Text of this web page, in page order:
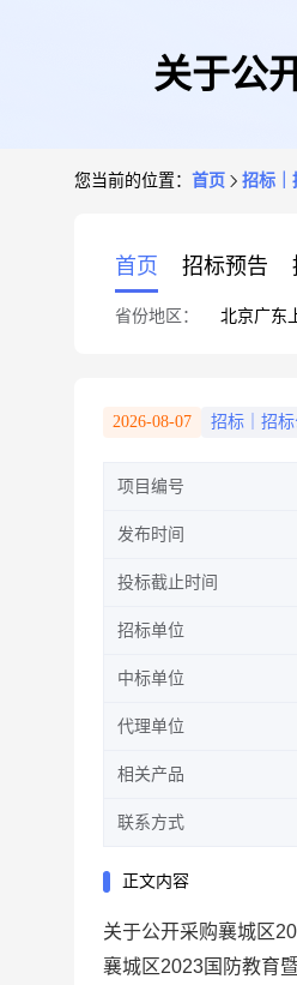
关于公
您当前的位置： 首页 招标｜
首页 招标预告
省份地区： 北京广东
2026-08-07 招标｜招
项目编号
发布时间
投标截止时间
招标单位
中标单位
代理单位
相关产品
联系方式
正文内容
关于公开采购襄城区
襄城区2023国防教育